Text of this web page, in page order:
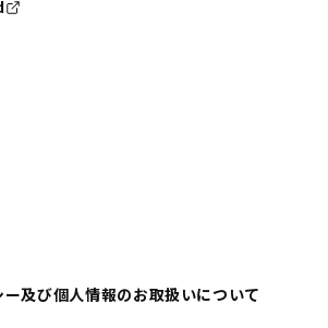
及び個人情報のお取扱いについて